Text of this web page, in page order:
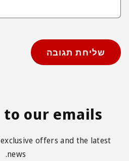
to our emails
offers and the latest
news.